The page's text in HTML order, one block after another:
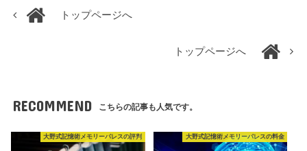
トップページへ
トップページへ
RECOMMEND こちらの記事も人気です。
大野式記憶術メモリーパレスの評判 大野式記憶術メモリーパレスの料金